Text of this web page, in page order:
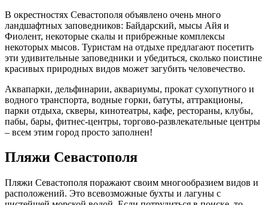
В окрестностях Севастополя объявлено очень много
ландшафтных заповедников: Байдарский, мысы Айя и
Фиолент, некоторые скалы и прибрежные комплексы
некоторых мысов. Туристам на отдыхе предлагают посетить
эти удивительные заповедники и убедиться, сколько поистине
красивых природных видов может загубить человечество.
Аквапарки, дельфинарии, аквариумы, прокат сухопутного и
водного транспорта, водные горки, батуты, аттракционы,
парки отдыха, скверы, кинотеатры, кафе, рестораны, клубы,
пабы, бары, фитнес-центры, торгово-развлекательные центры
– всем этим город просто заполнен!
Пляжи Севастополя
Пляжи Севастополя поражают своим многообразием видов и
расположений. Это всевозможные бухты и лагуны с